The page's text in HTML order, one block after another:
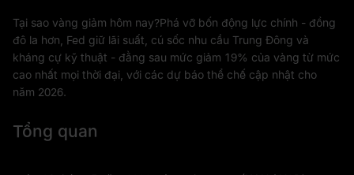
Tại sao vàng giảm hôm nay?Phá vỡ bốn động lực chính - đồng
đô la hơn, Fed giữ lãi suất, cú sốc nhu cầu Trung Đông và
kháng cự kỹ thuật - đằng sau mức giảm 19% của vàng từ mức
cao nhất mọi thời đại, với các dự báo thể chế cập nhật cho
năm 2026.
Tổng quan